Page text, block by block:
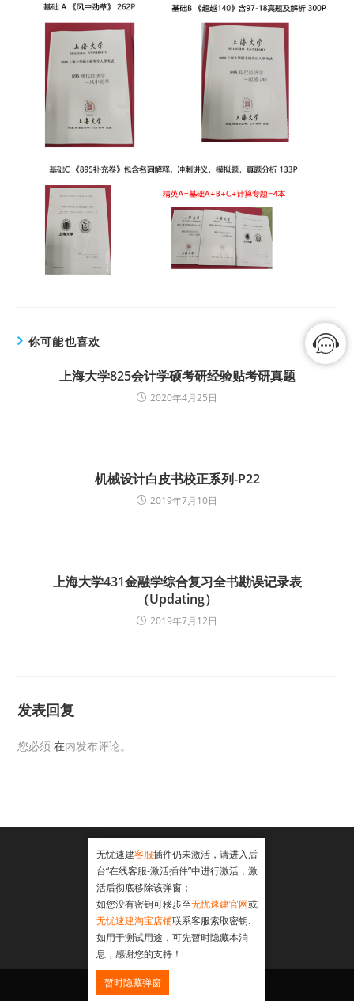
你可能也喜欢
上海大学825会计学硕考研经验贴考研真题
2020年4月25日
机械设计白皮书校正系列-P22
2019年7月10日
上海大学431金融学综合复习全书勘误记录表
（Updating）
2019年7月12日
发表回复
您必须在内发布评论。
无忧速建客服插件仍未激活，请进入后
台“在线客服-激活插件”中进行激活，激
活后彻底移除该弹窗；
如您没有密钥可移步至无忧速建官网或
无忧速建淘宝店铺联系客服索取密钥.
如用于测试用途，可先暂时隐藏本消
息，感谢您的支持！
暂时隐藏弹窗
版权所有 Copyright ICP证：沪ICP备18046040号